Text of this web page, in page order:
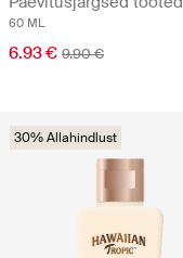
60 ML
6.93 € 9.90 €
30% Allahindlust